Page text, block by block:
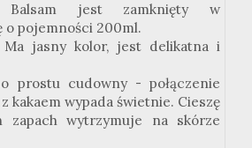
jest zamknięty w
o pojemności 200ml.
Ma jasny kolor, jest delikatna i
prostu cudowny - połączenie
kakaem wypada świetnie. Cieszę
wytrzymuje na skórze